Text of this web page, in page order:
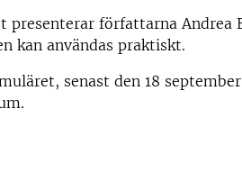
presenterar författarna Andrea
kan användas praktiskt.
senast den 18